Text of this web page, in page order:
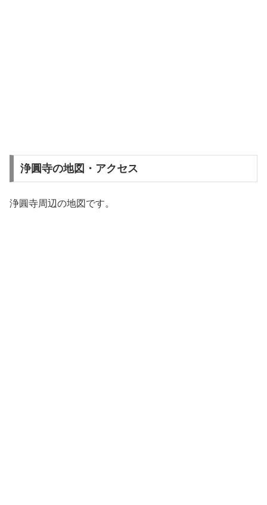
浄圓寺の地図・アクセス
浄圓寺周辺の地図です。